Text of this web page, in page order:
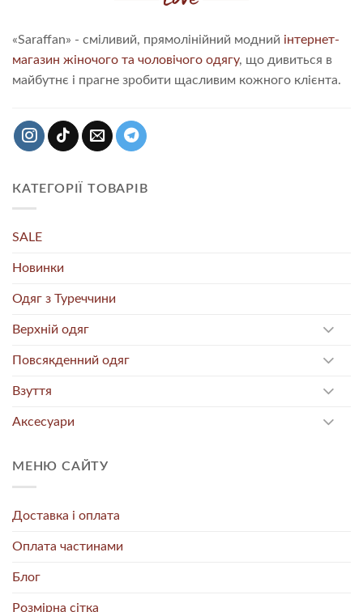
«Saraffan» - сміливий, прямолінійний модний інтернет-
магазин жіночого та чоловічого одягу, що дивиться в
майбутнє і прагне зробити щасливим кожного клієнта.
КАТЕГОРІЇ ТОВАРІВ
SALE
Новинки
Одяг з Туреччини
Верхній одяг
Повсякденний одяг
Взуття
Аксесуари
МЕНЮ САЙТУ
Доставка і оплата
Оплата частинами
Блог
Розмірна сітка